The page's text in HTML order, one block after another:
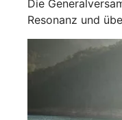
Die
Resonanz und